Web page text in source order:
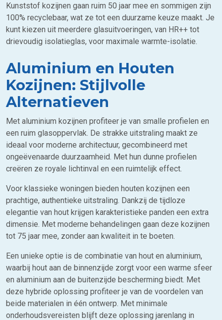
Kunststof kozijnen gaan ruim 50 jaar mee en sommigen zijn
100% recyclebaar, wat ze tot een duurzame keuze maakt. Je
kunt kiezen uit meerdere glasuitvoeringen, van HR++ tot
drievoudig isolatieglas, voor maximale warmte-isolatie.
Aluminium en Houten
Kozijnen: Stijlvolle
Alternatieven
Met aluminium kozijnen profiteer je van smalle profielen en
een ruim glasoppervlak. De strakke uitstraling maakt ze
ideaal voor moderne architectuur, gecombineerd met
ongeëvenaarde duurzaamheid. Met hun dunne profielen
creëren ze royale lichtinval en een ruimtelijk effect.
Voor klassieke woningen bieden houten kozijnen een
prachtige, authentieke uitstraling. Dankzij de tijdloze
elegantie van hout krijgen karakteristieke panden een extra
dimensie. Met moderne behandelingen gaan deze kozijnen
tot 75 jaar mee, zonder aan kwaliteit in te boeten.
Een unieke optie is de combinatie van hout en aluminium,
waarbij hout aan de binnenzijde zorgt voor een warme sfeer
en aluminium aan de buitenzijde bescherming biedt. Met
deze hybride oplossing profiteer je van de voordelen van
beide materialen in één ontwerp. Met minimale
onderhoudsvereisten blijft deze oplossing jarenlang in